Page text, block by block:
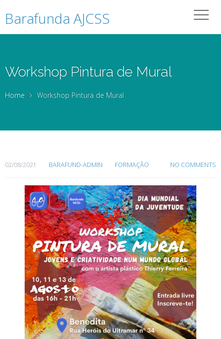
Barafunda AJCSS
Workshop Pintura de Mural
Home Workshop Pintura de Mural
02/08/2021 BARAFUND-ADMIN FORMAÇÃO NO COMMENTS